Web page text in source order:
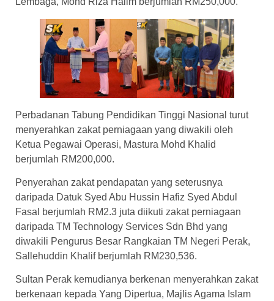
Perbadanan Tabung Pendidikan Tinggi Nasional turut
menyerahkan zakat perniagaan yang diwakili oleh
Ketua Pegawai Operasi, Mastura Mohd Khalid
berjumlah RM200,000.
Penyerahan zakat pendapatan yang seterusnya
daripada Datuk Syed Abu Hussin Hafiz Syed Abdul
Fasal berjumlah RM2.3 juta diikuti zakat perniagaan
daripada TM Technology Services Sdn Bhd yang
diwakili Pengurus Besar Rangkaian TM Negeri Perak,
Sallehuddin Khalif berjumlah RM230,536.
Sultan Perak kemudianya berkenan menyerahkan zakat
berkenaan kepada Yang Dipertua, Majlis Agama Islam